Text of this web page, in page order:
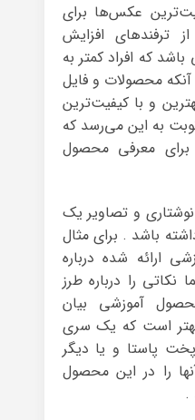
عکس‌ها برای
ترفندهای افزایش
که افراد کمتر به
محصولات و فایل
و با کیفیت‌ترین
به این می‌رسد که
معرفی محصول
و تصاویر یک
باشد . برای مثال
ارائه شده درباره‌
را درباره‌ طرز
آموزشی بیان
بهتر است که یک سری
پاستا و یا دیگر
را در این محصول
.